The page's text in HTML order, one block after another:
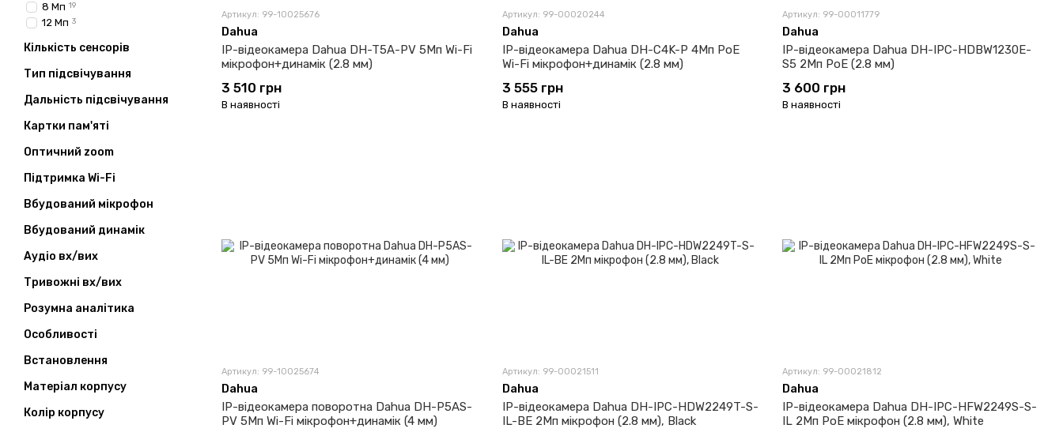
Артикул: 99-10025676
Dahua
IP-відеокамера Dahua DH-T5A-PV 5Мп Wi-Fi
мікрофон+динамік (2.8 мм)
3 510 грн
В наявності
Артикул: 99-00020244
Dahua
IP-відеокамера Dahua DH-C4K-P 4Мп PoE
Wi-Fi мікрофон+динамік (2.8 мм)
3 555 грн
В наявності
Артикул: 99-00011779
Dahua
IP-відеокамера Dahua DH-IPC-HDBW1230E-
S5 2Мп PoE (2.8 мм)
3 600 грн
В наявності
Артикул: 99-10025674
Dahua
IP-відеокамера поворотна Dahua DH-P5AS-
PV 5Мп Wi-Fi мікрофон+динамік (4 мм)
Артикул: 99-00021511
Dahua
IP-відеокамера Dahua DH-IPC-HDW2249T-S-
IL-BE 2Мп мікрофон (2.8 мм), Black
Артикул: 99-00021812
Dahua
IP-відеокамера Dahua DH-IPC-HFW2249S-S-
IL 2Мп PoE мікрофон (2.8 мм), White
8 Мп 19
12 Мп 3
Кількість сенсорів
Тип підсвічування
Дальність підсвічування
Картки пам'яті
Оптичний zoom
Підтримка Wi-Fi
Вбудований мікрофон
Вбудований динамік
Аудіо вх/вих
Тривожні вх/вих
Розумна аналітика
Особливості
Встановлення
Матеріал корпусу
Колір корпусу